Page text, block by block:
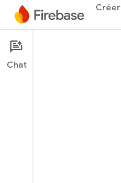
Créer
Documentation
Aperçu
Chat